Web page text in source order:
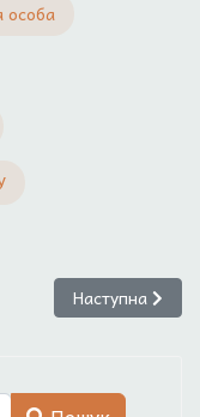
особа
переміщених осіб
Наступна
Наступна